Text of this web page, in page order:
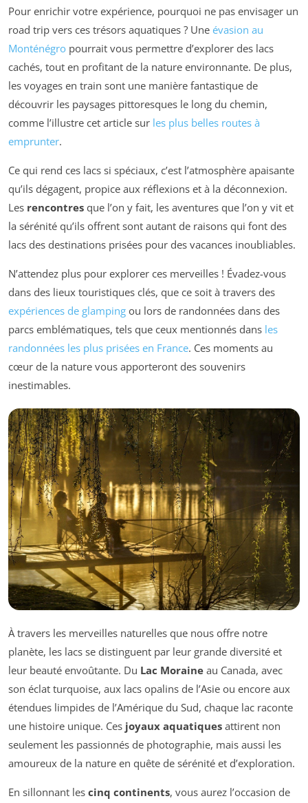
Pour enrichir votre expérience, pourquoi ne pas envisager un
road trip vers ces trésors aquatiques ? Une évasion au
Monténégro pourrait vous permettre d’explorer des lacs
cachés, tout en profitant de la nature environnante. De plus,
les voyages en train sont une manière fantastique de
découvrir les paysages pittoresques le long du chemin,
comme l’illustre cet article sur les plus belles routes à
emprunter.
Ce qui rend ces lacs si spéciaux, c’est l’atmosphère apaisante
qu’ils dégagent, propice aux réflexions et à la déconnexion.
Les rencontres que l’on y fait, les aventures que l’on y vit et
la sérénité qu’ils offrent sont autant de raisons qui font des
lacs des destinations prisées pour des vacances inoubliables.
N’attendez plus pour explorer ces merveilles ! Évadez-vous
dans des lieux touristiques clés, que ce soit à travers des
expériences de glamping ou lors de randonnées dans des
parcs emblématiques, tels que ceux mentionnés dans les
randonnées les plus prisées en France. Ces moments au
cœur de la nature vous apporteront des souvenirs
inestimables.
À travers les merveilles naturelles que nous offre notre
planète, les lacs se distinguent par leur grande diversité et
leur beauté envoûtante. Du Lac Moraine au Canada, avec
son éclat turquoise, aux lacs opalins de l’Asie ou encore aux
étendues limpides de l’Amérique du Sud, chaque lac raconte
une histoire unique. Ces joyaux aquatiques attirent non
seulement les passionnés de photographie, mais aussi les
amoureux de la nature en quête de sérénité et d’exploration.
En sillonnant les cinq continents, vous aurez l’occasion de